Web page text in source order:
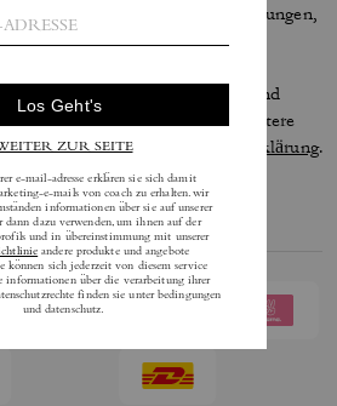
darüber, wie Sie an Veranstaltungen,
Werbekampagnen von Coach
Im Rahmen der geltenden
haben Sie bestimmte Rechte und
jederzeit widerrufen. Weitere
Sie in unserer
Datenschutzerklärung.